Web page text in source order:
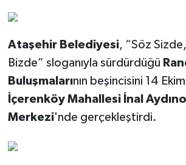
Ataşehir Belediyesi, “Söz
Bizde” sloganıyla sürdürdüğü
Buluşmalarının beşincisini 14 Ekim
İçerenköy Mahallesi İnal
Merkezi'nde gerçekleştirdi.